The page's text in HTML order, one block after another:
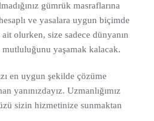
gümrük masraflarına
ve yasalara uygun biçimde
ait olurken, size sadece dünyanın
mutluluğunu yaşamak kalacak.
en uygun şekilde çözüme
yanınızdayız. Uzmanlığımız
sizin hizmetinize sunmaktan